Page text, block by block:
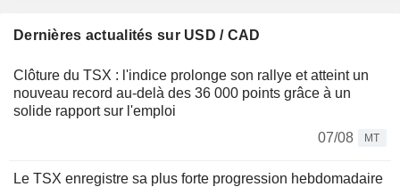
Dernières actualités sur USD / CAD
Clôture du TSX : l'indice prolonge son rallye et atteint un
nouveau record au-delà des 36 000 points grâce à un
solide rapport sur l'emploi
07/08
MT
Le TSX enregistre sa plus forte progression hebdomadaire